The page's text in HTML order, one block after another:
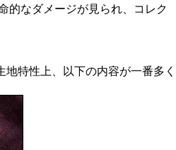
ダメージが見られ、コレク
地特性上、以下の内容が一番多く